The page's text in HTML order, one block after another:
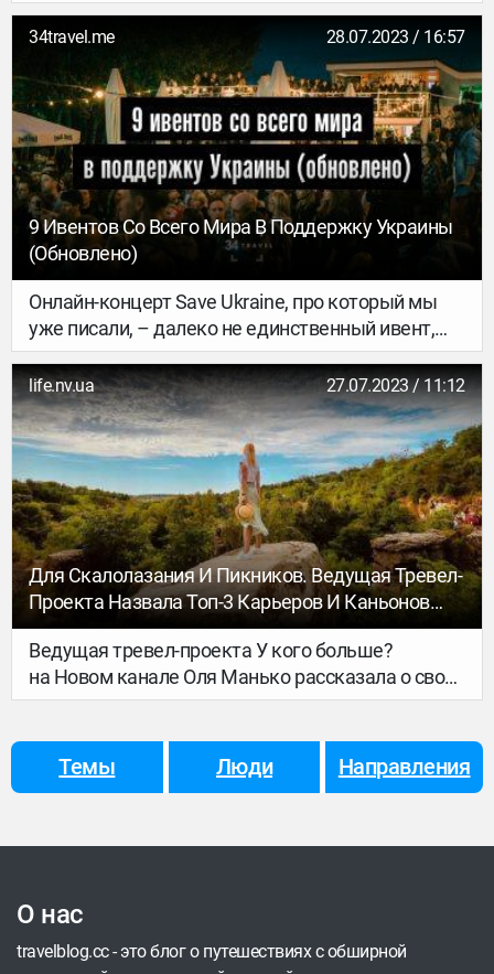
34travel.me 28.07.2023 / 16:57
9 Ивентов Со Всего Мира В Поддержку Украины
(обновлено)
Онлайн-концерт Save Ukraine, про который мы
уже писали, – далеко не единственный ивент,
который организуют в поддержку Украины.
Благотворительные мероприятия проходят по
всему миру: в Литве, Польше, Италии, Франции,
Великобритании и даже США. Можно
составлять целую афишу ивентов на
ближайшую неделю. Что мы, собственно, и
сделали – выбирай, куда пойти (и к чему
подключиться).
life.nv.ua 27.07.2023 / 11:12
Для Скалолазания И Пикников. Ведущая Тревел-
Проекта Назвала Топ-3 Карьеров И Каньонов
Украины
Ведущая тревел-проекта У кого больше?
на Новом канале Оля Манько рассказала о своих
любимых местах в Украине.
Темы Люди Направления
О нас
travelblog.cc - это блог о путешествиях с обширной